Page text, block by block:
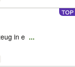
in e ...